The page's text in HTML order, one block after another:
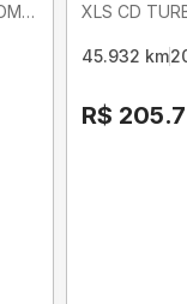
LIMITED CD TURBO DIE 4WD 3.0 AUTOMATICO XLS CD
45.932 km
R$